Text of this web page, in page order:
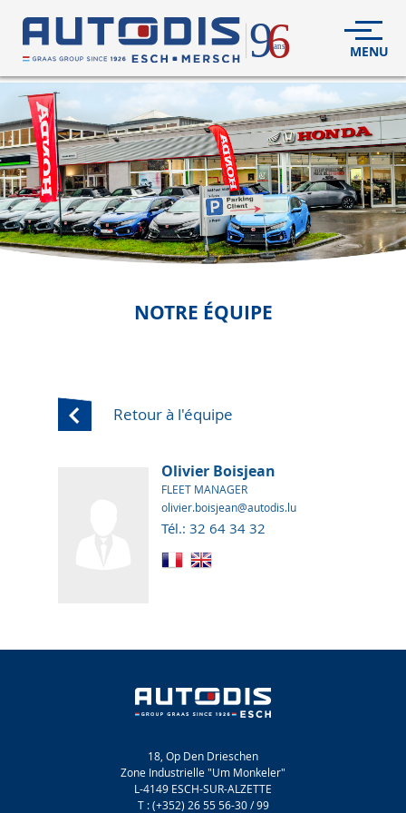
VÉHICULES NEUFS
VÉHICULESD'OCCASION
DÉCOUVREZNOUS
NOTRE ÉQUIPE
Retour à l'équipe
Olivier Boisjean
FLEET MANAGER
olivier.boisjean@autodis.lu
Tél.: 32 64 34 32
18, Op Den Drieschen
Zone Industrielle "Um Monkeler"
L-4149 ESCH-SUR-ALZETTE
T : (+352) 26 55 56-30 / 99